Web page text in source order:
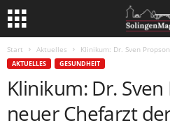
Start Aktuelles Klinikum: Dr. Sven
AKTUELLES GESUNDHEIT
Klinikum: Dr.
neuer Chefarzt